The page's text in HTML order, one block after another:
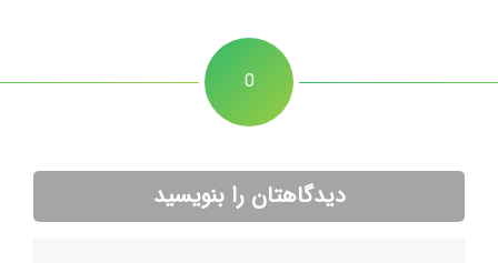
0
دیدگاهتان را بنویسید